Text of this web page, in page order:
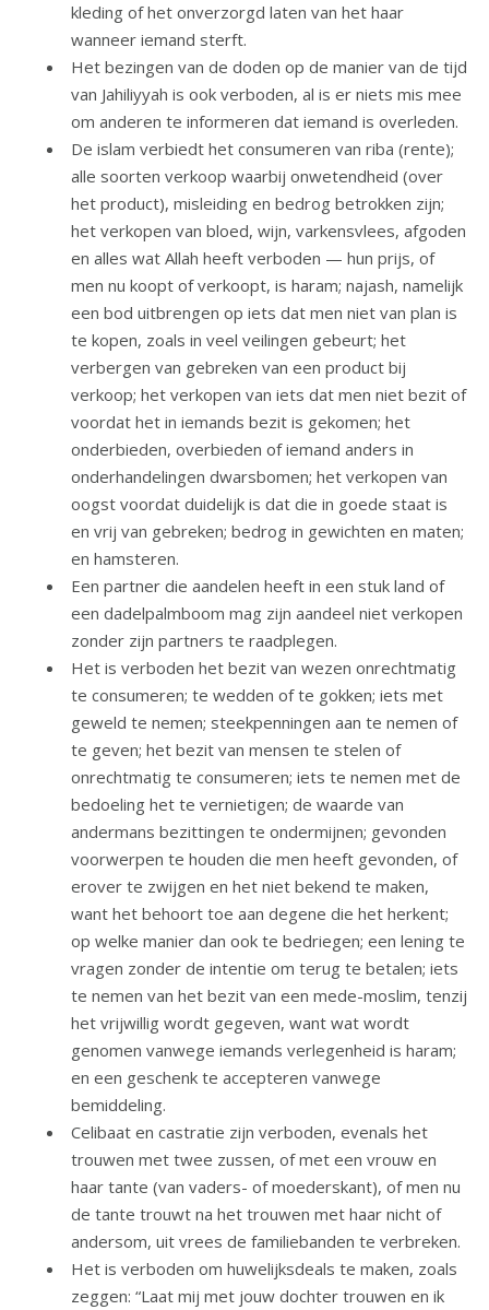
kleding of het onverzorgd laten van het haar
wanneer iemand sterft.
Het bezingen van de doden op de manier van de tijd
van Jahiliyyah is ook verboden, al is er niets mis mee
om anderen te informeren dat iemand is overleden.
De islam verbiedt het consumeren van riba (rente);
alle soorten verkoop waarbij onwetendheid (over
het product), misleiding en bedrog betrokken zijn;
het verkopen van bloed, wijn, varkensvlees, afgoden
en alles wat Allah heeft verboden — hun prijs, of
men nu koopt of verkoopt, is haram; najash, namelijk
een bod uitbrengen op iets dat men niet van plan is
te kopen, zoals in veel veilingen gebeurt; het
verbergen van gebreken van een product bij
verkoop; het verkopen van iets dat men niet bezit of
voordat het in iemands bezit is gekomen; het
onderbieden, overbieden of iemand anders in
onderhandelingen dwarsbomen; het verkopen van
oogst voordat duidelijk is dat die in goede staat is
en vrij van gebreken; bedrog in gewichten en maten;
en hamsteren.
Een partner die aandelen heeft in een stuk land of
een dadelpalmboom mag zijn aandeel niet verkopen
zonder zijn partners te raadplegen.
Het is verboden het bezit van wezen onrechtmatig
te consumeren; te wedden of te gokken; iets met
geweld te nemen; steekpenningen aan te nemen of
te geven; het bezit van mensen te stelen of
onrechtmatig te consumeren; iets te nemen met de
bedoeling het te vernietigen; de waarde van
andermans bezittingen te ondermijnen; gevonden
voorwerpen te houden die men heeft gevonden, of
erover te zwijgen en het niet bekend te maken,
want het behoort toe aan degene die het herkent;
op welke manier dan ook te bedriegen; een lening te
vragen zonder de intentie om terug te betalen; iets
te nemen van het bezit van een mede-moslim, tenzij
het vrijwillig wordt gegeven, want wat wordt
genomen vanwege iemands verlegenheid is haram;
en een geschenk te accepteren vanwege
bemiddeling.
Celibaat en castratie zijn verboden, evenals het
trouwen met twee zussen, of met een vrouw en
haar tante (van vaders- of moederskant), of men nu
de tante trouwt na het trouwen met haar nicht of
andersom, uit vrees de familiebanden te verbreken.
Het is verboden om huwelijksdeals te maken, zoals
zeggen: “Laat mij met jouw dochter trouwen en ik